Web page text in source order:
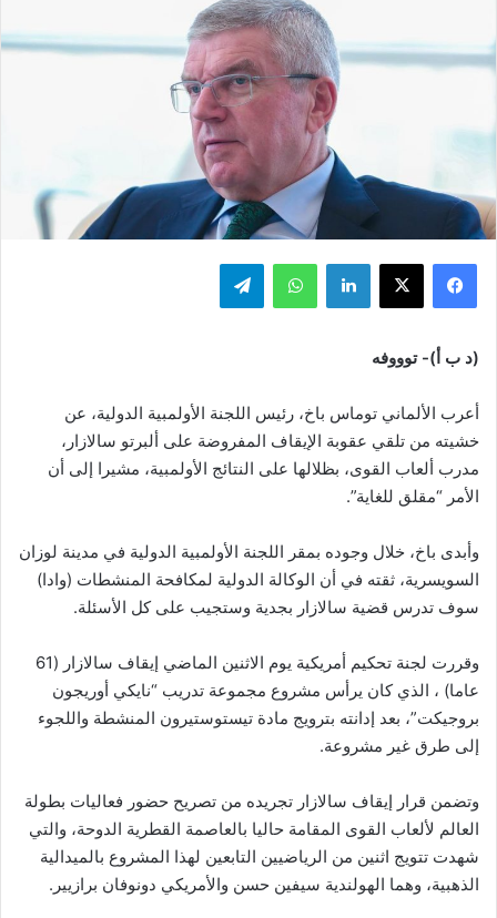
فيسبوك ‫X لينكدإن واتساب تيلقرام
(د ب أ)- توووفه
أعرب الألماني توماس باخ، رئيس اللجنة الأولمبية الدولية، عن
خشيته من تلقي عقوبة الإيقاف المفروضة على ألبرتو سالازار،
مدرب ألعاب القوى، بظلالها على النتائج الأولمبية، مشيرا إلى أن
الأمر “مقلق للغاية”.
وأبدى باخ، خلال وجوده بمقر اللجنة الأولمبية الدولية في مدينة لوزان
السويسرية، ثقته في أن الوكالة الدولية لمكافحة المنشطات (وادا)
سوف تدرس قضية سالازار بجدية وستجيب على كل الأسئلة.
وقررت لجنة تحكيم أمريكية يوم الاثنين الماضي إيقاف سالازار (61
عاما) ، الذي كان يرأس مشروع مجموعة تدريب “نايكي أوريجون
بروجيكت”، بعد إدانته بترويج مادة تيستوستيرون المنشطة واللجوء
إلى طرق غير مشروعة.
وتضمن قرار إيقاف سالازار تجريده من تصريح حضور فعاليات بطولة
العالم لألعاب القوى المقامة حاليا بالعاصمة القطرية الدوحة، والتي
شهدت تتويج اثنين من الرياضيين التابعين لهذا المشروع بالميدالية
الذهبية، وهما الهولندية سيفين حسن والأمريكي دونوفان برازيير.